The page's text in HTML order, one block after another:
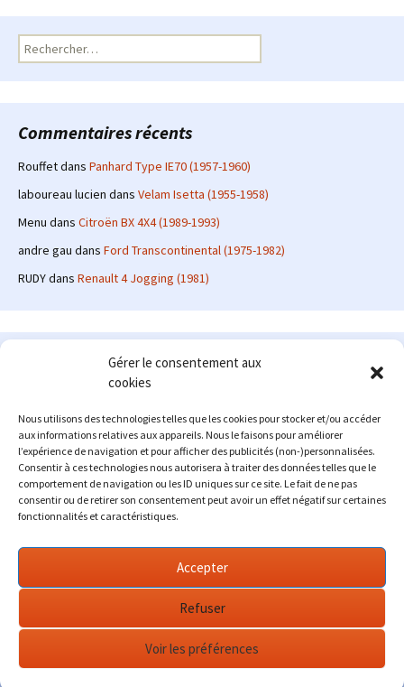
Gérer le consentement aux
cookies
Nous utilisons des technologies telles que les cookies pour stocker et/ou accéder
aux informations relatives aux appareils. Nous le faisons pour améliorer
l’expérience de navigation et pour afficher des publicités (non-)personnalisées.
Consentir à ces technologies nous autorisera à traiter des données telles que le
comportement de navigation ou les ID uniques sur ce site. Le fait de ne pas
consentir ou de retirer son consentement peut avoir un effet négatif sur certaines
fonctionnalités et caractéristiques.
Accepter
Refuser
Voir les préférences
Rechercher :
Commentaires récents
Rouffetdans Panhard Type IE70 (1957-1960)
laboureau lucien dans Velam Isetta (1955-1958)
Menu dans Citroën BX 4X4 (1989-1993)
andre gau dans Ford Transcontinental (1975-1982)
RUDYdans Renault 4 Jogging (1981)
Le site en quelques mots
: passionné d'automobile ancienne depuis de
nombreuses années, j'ai commencé à partager ma passion sur
internet à partir de 2009 au travers d'un blog qui a connu un relatif
succès. Fin 2013, je décide de prendre mon autonomie et me lancer
avec mon propre site : l'Automobile Ancienne.
Me contacter : alex(at)lautomobileancienne.com
Fièrement propulsé par WordPress